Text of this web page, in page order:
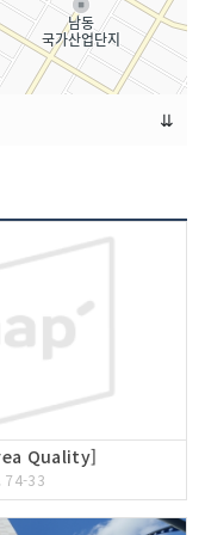
⇊
Quality]
74-33